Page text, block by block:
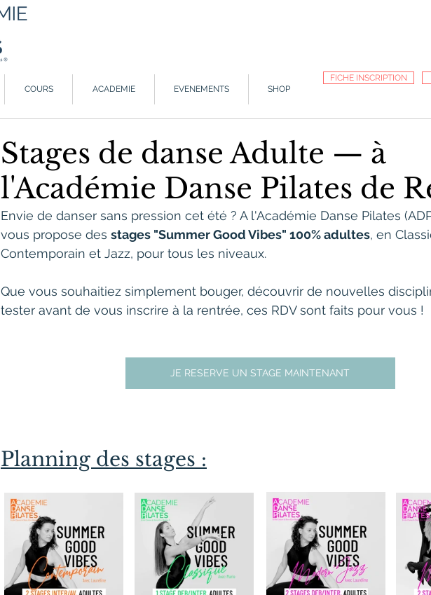
COURS ACADEMIE EVENEMENTS SHOP
FICHE INSCRIPTION
Stages de danse Adulte — à
l'Académie Danse Pilates de
Envie de danser sans pression cet été ? A l'Académie Danse Pilates
vous propose des stages "Summer Good Vibes" 100% adultes, en
Contemporain et Jazz, pour tous les niveaux.
Que vous souhaitiez simplement bouger, découvrir de nouvelles
tester avant de vous inscrire à la rentrée, ces RDV sont faits pour vous !
JE RESERVE UN STAGE MAINTENANT
Planning des stages :